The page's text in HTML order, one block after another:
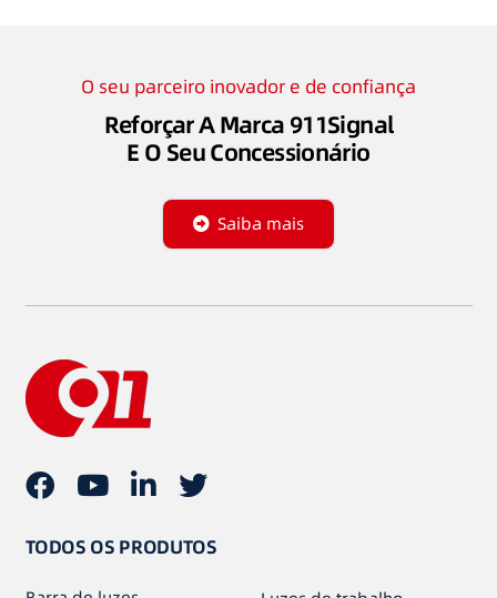
O seu parceiro inovador e de confiança
Reforçar A Marca 911Signal
E O Seu Concessionário
Saiba mais
TODOS OS PRODUTOS